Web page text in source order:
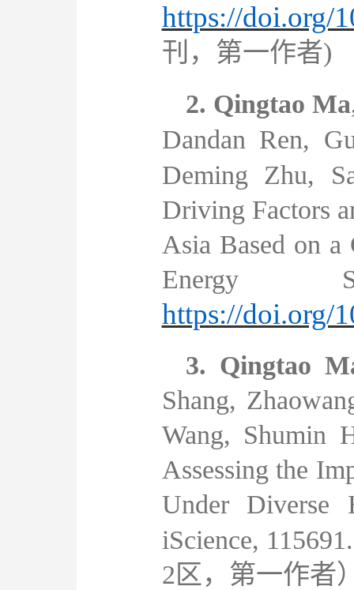
https://doi.org/
刊，第一作者)
2. Qingtao Ma
Dandan Ren,
Deming Zhu,
Driving Factors
Asia Based on
Energy
https://doi.org/
3. Qingtao
Shang,
Wang, Shumin
Assessing the
Under Diverse
iScience, 115691.
2 区，第一作者